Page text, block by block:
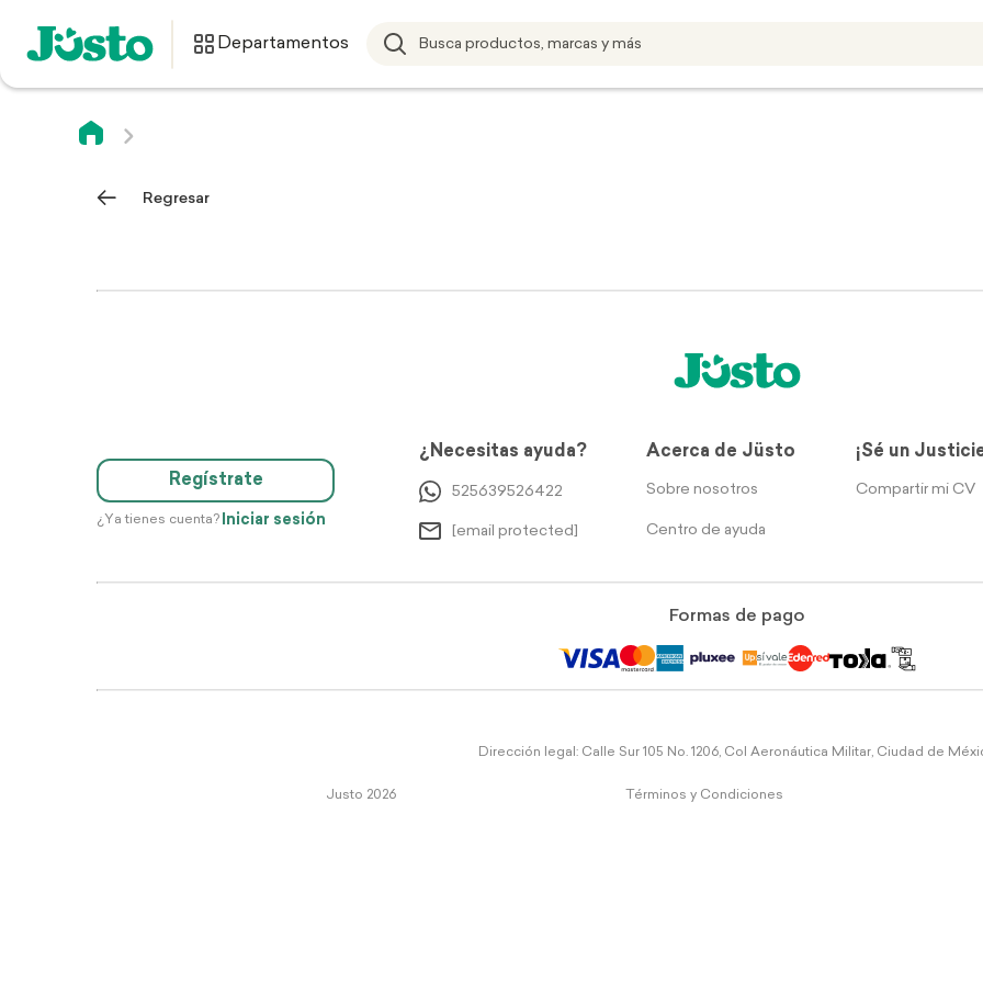
Departamentos
Regresar
Regístrate
¿Ya tienes cuenta? Iniciar sesión
¿Necesitas ayuda?
525639526422
[email protected]
Acerca de Jüsto
Sobre nosotros
Centro de ayuda
¡Sé un
Compartir mi CV
Formas de pago
Dirección legal: Calle Sur 105 No. 1206, Col Aeronáutica Militar, Ciudad de
Justo 2026 Términos y Condiciones